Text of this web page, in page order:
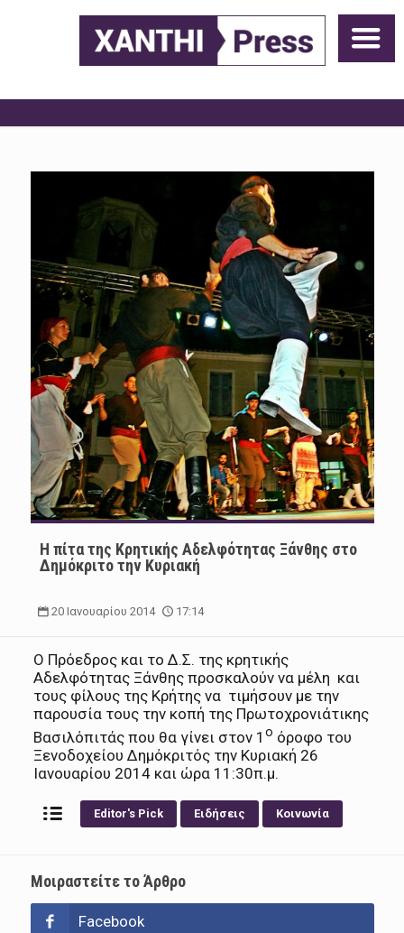
Η πίτα της Κρητικής Αδελφότητας Ξάνθης στο
Δημόκριτο την Κυριακή
20 Ιανουαρίου 2014 17:14
Ο Πρόεδρος και το Δ.Σ. της κρητικής
Αδελφότητας Ξάνθης προσκαλούν να μέλη και
τους φίλους της Κρήτης να τιμήσουν με την
παρουσία τους την κοπή της Πρωτοχρονιάτικης
Βασιλόπιτάς που θα γίνει στον 1ο όροφο του
Ξενοδοχείου Δημόκριτός την Κυριακή 26
Ιανουαρίου 2014 και ώρα 11:30π.μ.
Editor's Pick Ειδήσεις Κοινωνία
Μοιραστείτε το Άρθρο
Facebook